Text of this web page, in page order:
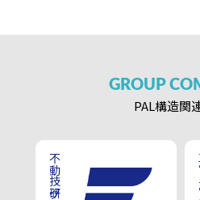
GROUP
PAL構造関